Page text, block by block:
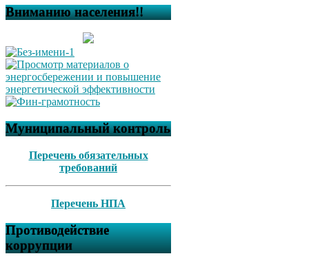
Вниманию населения!!
Муниципальный контроль
Перечень обязательных
требований
Перечень НПА
Противодействие
коррупции